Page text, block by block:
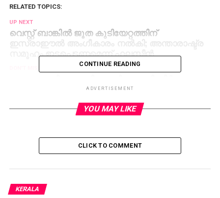
RELATED TOPICS:
UP NEXT
വെസ്റ്റ് ബാങ്കില്‍ ജൂത കുടിയേറ്റത്തിന്
ഇസ്രാഈല്‍ അംഗീകാരം നല്‍കി; അന്താരാഷ്ട്ര
സമൂഹം ഇടപെടണമെന്ന് ഫലസ്തീന്‍
75 ശതമാനത്തിലെത്തിച്ചു
CONTINUE READING
ADVERTISEMENT
YOU MAY LIKE
CLICK TO COMMENT
KERALA